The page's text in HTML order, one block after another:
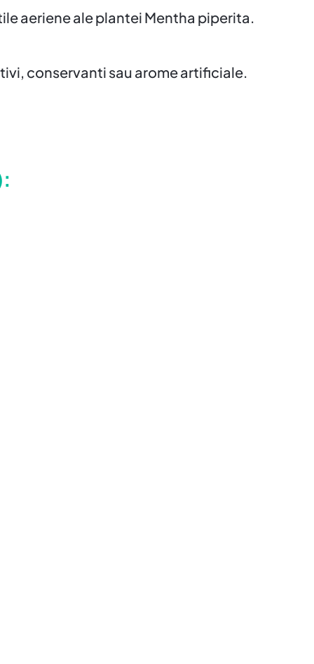
aeriene ale plantei Mentha piperita.
conservanti sau arome artificiale.